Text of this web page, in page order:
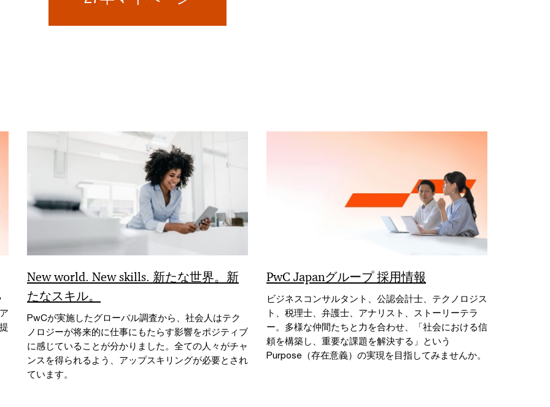
New world. New skills. 新たな世界。新
たなスキル。
PwCが実施したグローバル調査から、社会人はテク
ノロジーが将来的に仕事にもたらす影響をポジティブ
に感じていることが分かりました。全ての人々がチャ
ンスを得られるよう、アップスキリングが必要とされ
ています。
PwC Japanグループ 採用情報
ビジネスコンサルタント、公認会計士、テクノロジス
ト、税理士、弁護士、アナリスト、ストーリーテラ
ー。多様な仲間たちと力を合わせ、「社会における信
頼を構築し、重要な課題を解決する」という
Purpose（存在意義）の実現を目指してみませんか。